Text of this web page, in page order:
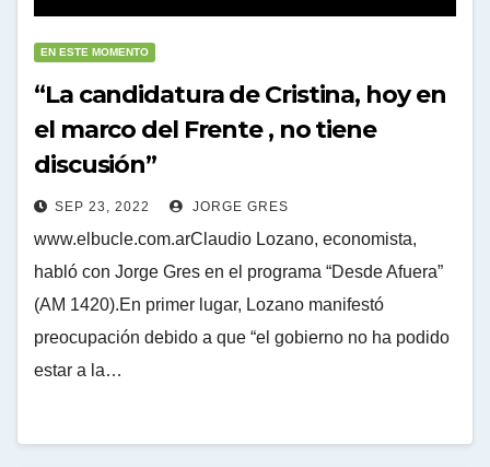
EN ESTE MOMENTO
“La candidatura de Cristina, hoy en
el marco del Frente , no tiene
discusión”
SEP 23, 2022 JORGE GRES
www.elbucle.com.arClaudio Lozano, economista,
habló con Jorge Gres en el programa “Desde Afuera”
(AM 1420).En primer lugar, Lozano manifestó
preocupación debido a que “el gobierno no ha podido
estar a la…